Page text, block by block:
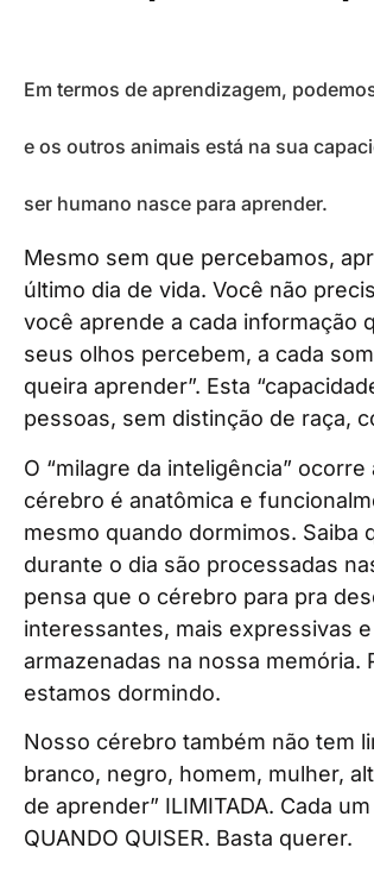
Em termos de aprendizagem,
e os outros animais está na sua
ser humano nasce para aprender.
Mesmo sem que percebamos,
último dia de vida. Você não
você aprende a cada informação
seus olhos percebem, a cada
queira aprender”. Esta
pessoas, sem distinção de raça,
O “milagre da inteligência”
cérebro é anatômica e
mesmo quando dormimos.
durante o dia são processadas
pensa que o cérebro para pra
interessantes, mais expressivas
armazenadas na nossa
estamos dormindo.
Nosso cérebro também não tem
branco, negro, homem, mulher,
de aprender” ILIMITADA. Cada
QUANDO QUISER. Basta querer.